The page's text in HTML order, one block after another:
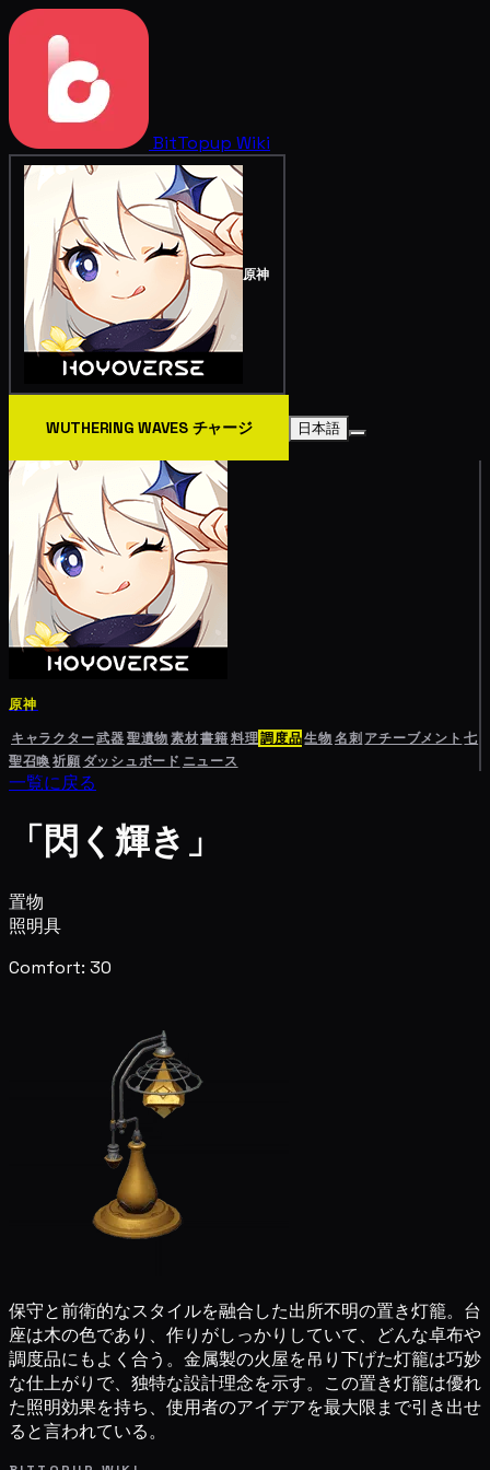
BitTopup Wiki
原神
WUTHERING WAVES チャージ 日本語
原神
キャラクター武器聖遺物素材書籍料理調度品生物名刺 アチーブメント 七
聖召喚祈願 ダッシュボード ニュース
一覧に戻る
「閃く輝き」
置物
照明具
Comfort: 30
保守と前衛的なスタイルを融合した出所不明の置き灯籠。台
座は木の色であり、作りがしっかりしていて、どんな卓布や
調度品にもよく合う。金属製の火屋を吊り下げた灯籠は巧妙
な仕上がりで、独特な設計理念を示す。この置き灯籠は優れ
た照明効果を持ち、使用者のアイデアを最大限まで引き出せ
ると言われている。